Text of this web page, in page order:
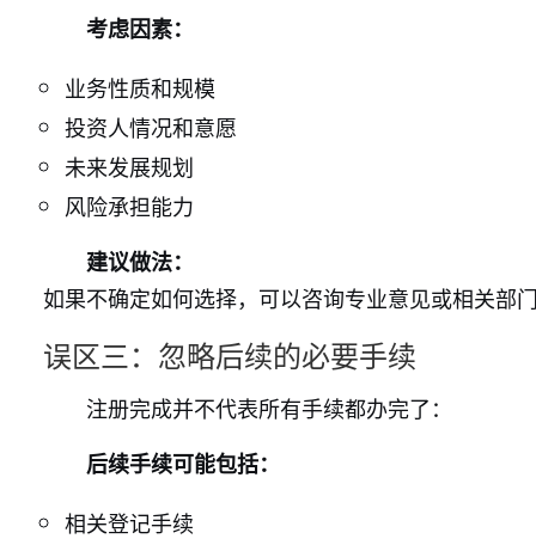
考虑因素：
业务性质和规模
投资人情况和意愿
未来发展规划
风险承担能力
建议做法：
如果不确定如何选择，可以咨询专业意见或相关部
误区三：忽略后续的必要手续
注册完成并不代表所有手续都办完了：
后续手续可能包括：
相关登记手续